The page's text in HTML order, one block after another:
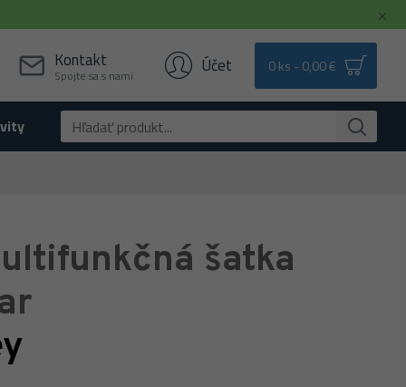
Kontakt
Spojte sa s nami Účet 0 ks - 0,00 €
šatka